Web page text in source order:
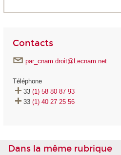
Contacts
par_cnam.droit@Lecnam.net
Téléphone
33 (1) 58 80 87 93
33 (1) 40 27 25 56
Dans la même rubrique